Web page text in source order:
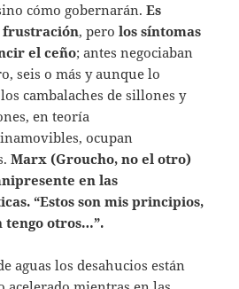
cómo gobernarán.Es
frustración, perolos síntomas
el ceño; antes negociaban
seis o más y aunque lo
cambalaches de sillones y
en teoría
ocupan
Marx (Groucho, no el otro)
en las
“Estos son mis principios,
tengo otros…”.
aguas los desahucios están